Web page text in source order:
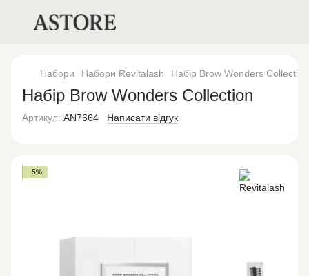
Набори Набори Revitalash Набір Brow Wonders Collection
Набір Brow Wonders Collection
Артикул: AN7664 Написати відгук
−5%